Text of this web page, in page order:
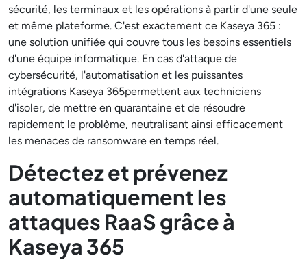
sécurité, les terminaux et les opérations à partir d'une seule
et même plateforme. C'est exactement ce Kaseya 365 :
une solution unifiée qui couvre tous les besoins essentiels
d'une équipe informatique. En cas d'attaque de
cybersécurité, l'automatisation et les puissantes
intégrations Kaseya 365permettent aux techniciens
d'isoler, de mettre en quarantaine et de résoudre
rapidement le problème, neutralisant ainsi efficacement
les menaces de ransomware en temps réel.
Détectez et prévenez
automatiquement les
attaques RaaS grâce à
Kaseya 365